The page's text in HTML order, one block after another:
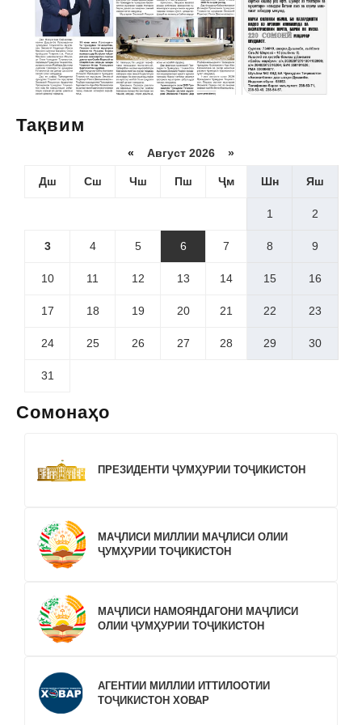
Тақвим
« Август 2026 »
Дш Сш Чш Пш Ҷм Шн Яш
1 2
3 4 5 6 7 8 9
10 11 12 13 14 15 16
17 18 19 20 21 22 23
24 25 26 27 28 29 30
31
Сомонаҳо
ПРЕЗИДЕНТИ ҶУМҲУРИИ ТОҶИКИСТОН
МАҶЛИСИ МИЛЛИИ МАҶЛИСИ ОЛИИ
ҶУМҲУРИИ ТОҶИКИСТОН
МАҶЛИСИ НАМОЯНДАГОНИ МАҶЛИСИ
ОЛИИ ҶУМҲУРИИ ТОҶИКИСТОН
АГЕНТИИ МИЛЛИИ ИТТИЛООТИИ
ТОҶИКИСТОН ХОВАР